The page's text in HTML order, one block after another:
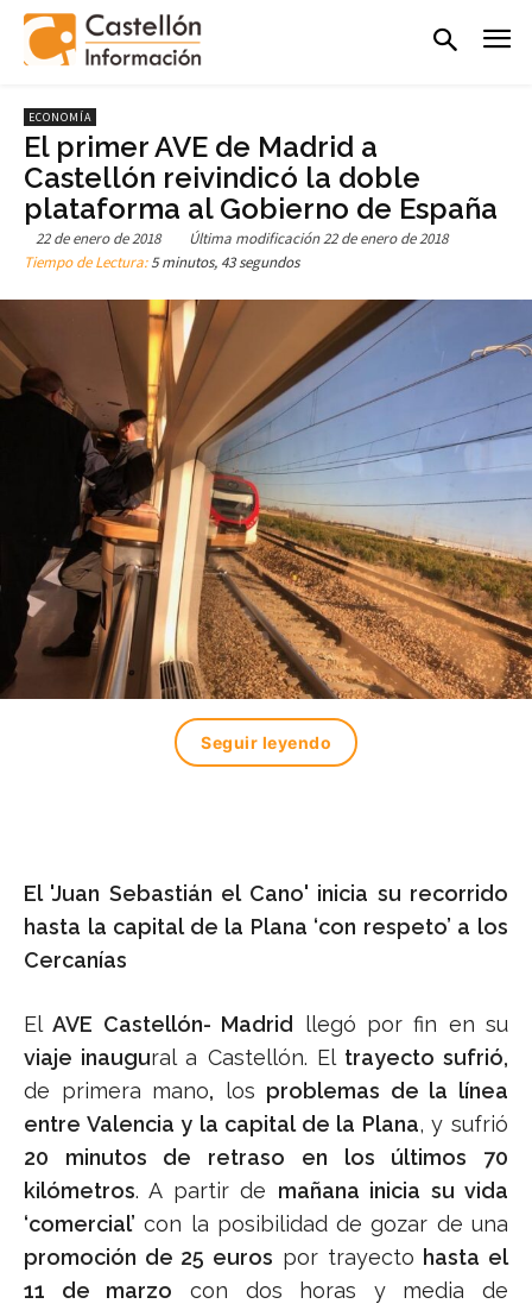
ECONOMÍA
El primer AVE de Madrid a
Castellón reivindicó la doble
plataforma al Gobierno de España
22 de enero de 2018 Última modificación22 de enero de 2018
Tiempo de Lectura:5 minutos, 43 segundos
Seguir leyendo
El 'Juan Sebastián el Cano' inicia su recorrido
hasta la capital de la Plana ‘con respeto’ a los
Cercanías
ElAVE Castellón- Madrid
llegó por fin en su
viaje inaugural a Castellón. El trayecto sufrió,
de primera mano, los problemas de la línea
entre Valencia y la capital de la Plana, y sufrió
20 minutos de retraso en los últimos 70
kilómetros. A partir de mañana inicia su vida
‘comercial’ con la posibilidad de gozar de una
promoción de 25 euros por trayecto hasta el
11 de marzo con dos horas y media de